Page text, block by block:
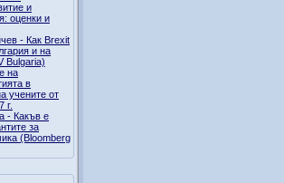
и
оценки и
- Как Brexit
и на
Bulgaria)
на
в
учените от
г.
- Какъв е
за
(Bloomberg